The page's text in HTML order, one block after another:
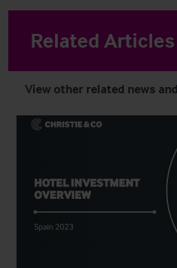
Related Articles
View other related news